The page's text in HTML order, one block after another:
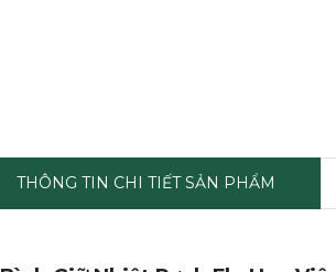
THÔNG TIN CHI TIẾT SẢN PHẨM